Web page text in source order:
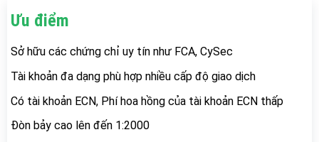
Ưu điểm
Sở hữu các chứng chỉ uy tín như FCA, CySec
Tài khoản đa dạng phù hợp nhiều cấp độ giao dịch
Có tài khoản ECN, Phí hoa hồng của tài khoản ECN thấp
Đòn bảy cao lên đến 1:2000